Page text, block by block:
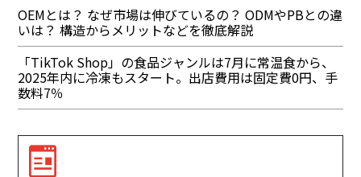
OEMとは？ なぜ市場は伸びているの？ ODMやPBとの違
いは？ 構造からメリットなどを徹底解説
「TikTok Shop」の食品ジャンルは7月に常温食から、
2025年内に冷凍もスタート。出店費用は固定費0円、手
数料7％